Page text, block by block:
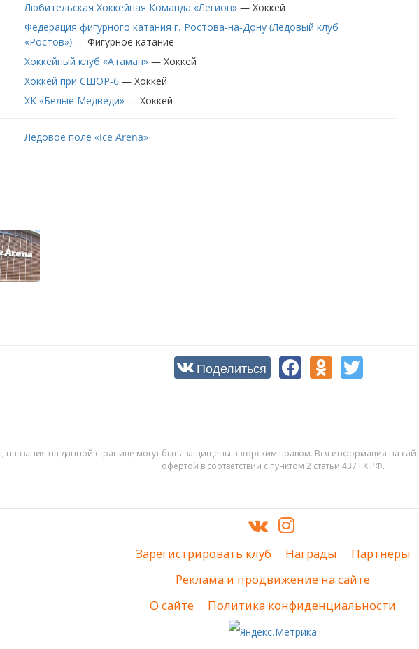
Любительская Хоккейная Команда «Легион» —Хоккей
Федерация фигурного катания г. Ростова-на-Дону (Ледовый клуб
«Ростов») —Фигурное катание
Хоккейный клуб «Атаман» —Хоккей
Хоккей при СШОР-6 —Хоккей
ХК «Белые Медведи» —Хоккей
Ледовое поле «Ice Arena»
Поделиться
на данной странице могут быть защищены авторским правом. Вся информация на
офертой в соответствии с пунктом 2 статьи 437 ГК РФ.
Зарегистрировать клуб Награды
Партнеры
Реклама и продвижение на сайте
О сайте
Политика конфиденциальности